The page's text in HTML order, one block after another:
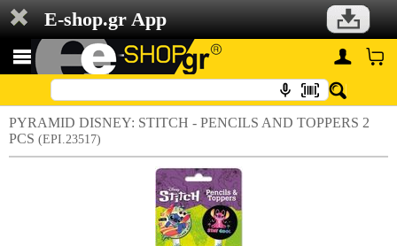
E-shop.gr App
PYRAMID DISNEY: STITCH - PENCILS AND TOPPERS 2
PCS (EPI.23517)